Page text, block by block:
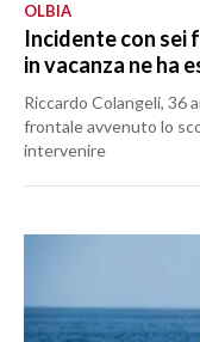
OLBIA
Incidente con sei
in vacanza ne
Riccardo Colangeli, 36
frontale avvenuto lo
intervenire